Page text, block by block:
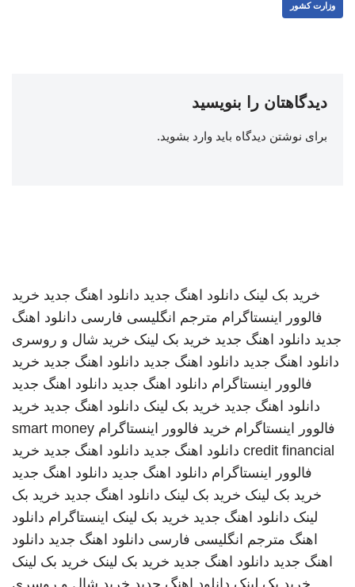
وزارت کشور
دیدگاهتان را بنویسید
برای نوشتن دیدگاه باید وارد بشوید.
خرید بک لینک دانلود اهنگ جدید دانلود اهنگ جدید خرید
فالوور اینستاگرام مترجم انگلیسی فارسی دانلود اهنگ
جدید دانلود اهنگ جدید خرید بک لینک خرید شال و روسری
دانلود اهنگ جدید دانلود اهنگ جدید دانلود اهنگ جدید خرید
فالوور اینستاگرام دانلود اهنگ جدید دانلود اهنگ جدید
دانلود اهنگ جدید خرید بک لینک دانلود اهنگ جدید خرید
فالوور اینستاگرام خرید فالوور اینستاگرام smart money
credit financial دانلود اهنگ جدید دانلود اهنگ جدید خرید
فالوور اینستاگرام دانلود اهنگ جدید دانلود اهنگ جدید
خرید بک لینک خرید بک لینک دانلود اهنگ جدید خرید بک
لینک دانلود اهنگ جدید خرید بک لینک اینستاگرام دانلود
اهنگ مترجم انگلیسی فارسی دانلود اهنگ جدید دانلود
اهنگ جدید دانلود اهنگ جدید خرید بک لینک خرید بک لینک
خرید بک لینک دانلود اهنگ جدید خرید شال و روسری